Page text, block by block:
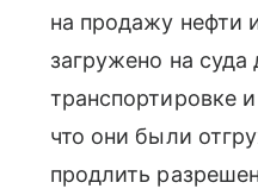
на продажу нефти
загружено на
транспортировке
что они были
продлить